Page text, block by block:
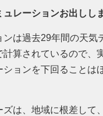
ュレーションお出しし
ンは過去29年間の天気
算されているので、
ョンを下回ることは
ズは、地域に根差して